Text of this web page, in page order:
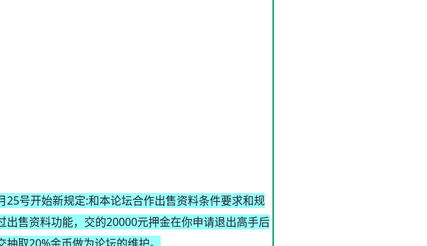
号开始新规定:和本论坛合作出售资料条件要求和规
售资料功能，交的20000元押金在你申请退出高手后